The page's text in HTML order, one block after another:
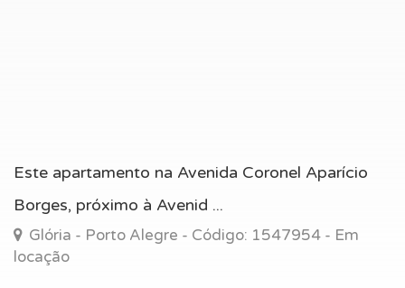
Este apartamento na Avenida Coronel Aparício
Borges, próximo à Avenid ...
Glória - Porto Alegre - Código: 1547954 - Em
locação